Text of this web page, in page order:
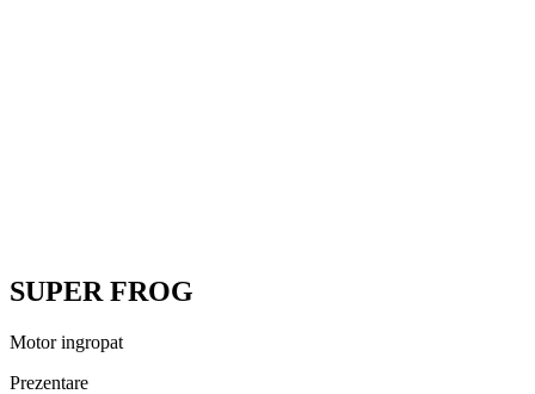
SUPER FROG
Motor ingropat
Prezentare